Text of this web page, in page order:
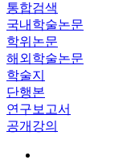
통합검색
국내학술논문
학위논문
해외학술논문
학술지
단행본
연구보고서
공개강의